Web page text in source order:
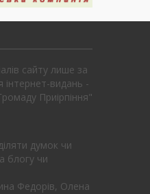
сайту лише за
видань -
Приірпіння"
думок чи
блогу чи
Федорів, Олена